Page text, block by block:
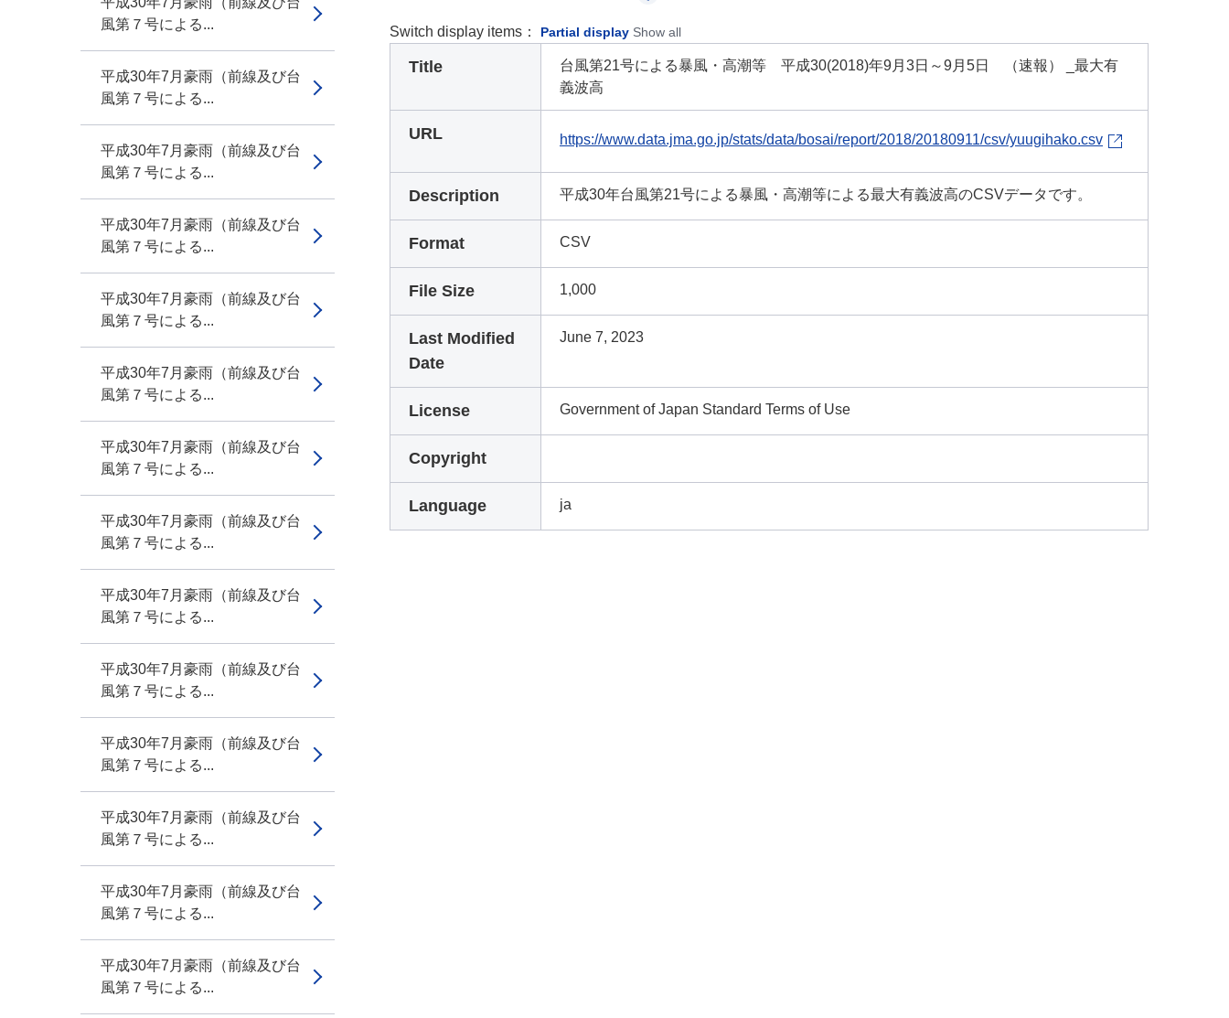
風第７号による...
平成30年7月豪雨（前線及び台
風第７号による...
平成30年7月豪雨（前線及び台
風第７号による...
平成30年7月豪雨（前線及び台
風第７号による...
平成30年7月豪雨（前線及び台
風第７号による...
平成30年7月豪雨（前線及び台
風第７号による...
平成30年7月豪雨（前線及び台
風第７号による...
平成30年7月豪雨（前線及び台
風第７号による...
平成30年7月豪雨（前線及び台
風第７号による...
平成30年7月豪雨（前線及び台
風第７号による...
平成30年7月豪雨（前線及び台
風第７号による...
平成30年7月豪雨（前線及び台
風第７号による...
平成30年7月豪雨（前線及び台
風第７号による...
平成30年7月豪雨（前線及び台
風第７号による...
Switch display items： Partial display Show all
Title
台風第21号による暴風・高潮等 平成30(2018)年9月3日～9月5日 （速報） _最大有
義波高
URL https://www.data.jma.go.jp/stats/data/bosai/report/2018/20180911/csv/yuugihako.csv
Description 平成30年台風第21号による暴風・高潮等による最大有義波高のCSVデータです。
Format CSV
File Size 1,000
Last Modified
Date
June 7, 2023
License Government of Japan Standard Terms of Use
Copyright
Language ja